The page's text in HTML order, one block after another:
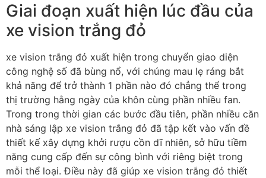
Giai đoạn xuất hiện lúc đầu của
xe vision trắng đỏ
xe vision trắng đỏ xuất hiện trong chuyển giao diện
công nghệ số đã bùng nổ, với chúng mau lẹ ráng bắt
khả năng để trở thành 1 phần nào đó chẳng thể trong
thị trường hằng ngày của khôn cùng phần nhiều fan.
Trong trong thời gian các bước đầu tiên, phần nhiều căn
nhà sáng lập xe vision trắng đỏ đã tập kết vào vấn đề
thiết kế xây dựng khởi rượu cồn dĩ nhiên, sở hữu tiềm
năng cung cấp đến sự công bình với riêng biệt trong
mỗi thể loại. Điều này đã giúp xe vision trắng đỏ thiết